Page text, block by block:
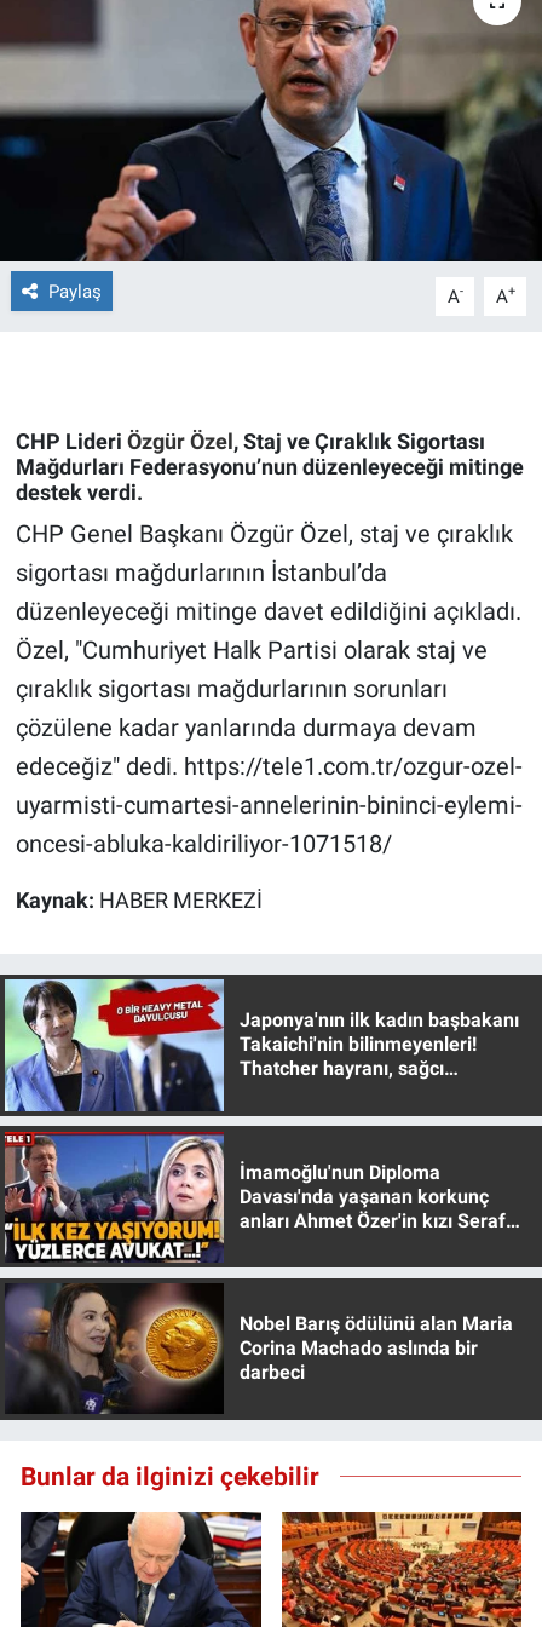
Paylaş A- A+
CHP Lideri Özgür Özel, Staj ve Çıraklık Sigortası
Mağdurları Federasyonu’nun düzenleyeceği mitinge
destek verdi.
CHP Genel Başkanı Özgür Özel, staj ve çıraklık
sigortası mağdurlarının İstanbul’da
düzenleyeceği mitinge davet edildiğini açıkladı.
Özel, "Cumhuriyet Halk Partisi olarak staj ve
çıraklık sigortası mağdurlarının sorunları
çözülene kadar yanlarında durmaya devam
edeceğiz" dedi. https://tele1.com.tr/ozgur-ozel-
uyarmisti-cumartesi-annelerinin-bininci-eylemi-
oncesi-abluka-kaldiriliyor-1071518/
Kaynak: HABER MERKEZİ
Japonya'nın ilk kadın başbakanı
Takaichi'nin bilinmeyenleri!
Thatcher hayranı, sağcı
İmamoğlu'nun Diploma
Davası'nda yaşanan korkunç
anları Ahmet Özer'in kızı Seraf
Nobel Barış ödülünü alan Maria
Corina Machado aslında bir
darbeci
Bunlar da ilginizi çekebilir
Ege'den Esintiler
Eğitim
Eğlence
Ekonomi
Forum
Gün Bitiyor
Gün Ortası
Gündem Özel
Günün görüntüsü
Haber
İlan
Kimdir
Koronavirüs
Kültür Sanat
Ne demişti
Nedir
Popüler
Programlar
Sağlık
Spor
Teknoloji
Türkiye'nin Geleceği
Türkiye'nin Gündemi
Yerel Gündem
İletişim